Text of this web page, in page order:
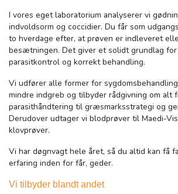
I vores eget laboratorium analyserer vi
indvoldsorm og coccidier. Du får som
to hverdage efter, at prøven er indleveret
besætningen. Det giver et solidt grundlag
parasitkontrol og korrekt behandling.
Vi udfører alle former for
mindre indgreb og tilbyder rådgivning om alt
parasithåndtering til græsmarksstrategi og
Derudover udtager vi blodprøver til Maedi-
klovprøver.
Vi har døgnvagt hele året, så du altid kan få
erfaring inden for får, geder.
Vi tilbyder blandt andet